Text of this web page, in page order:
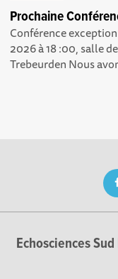
Prochaine
Conférence
2026 à 18 :00, salle
Trebeurden Nous
Echosciences